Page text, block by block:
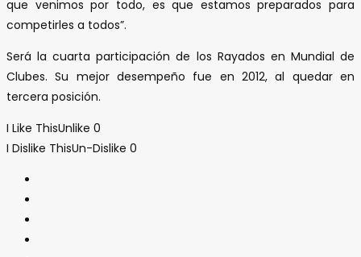
que venimos por todo, es que estamos preparados para
competirles a todos”.
Será la cuarta participación de los Rayados en Mundial de
Clubes. Su mejor desempeño fue en 2012, al quedar en
tercera posición.
I Like ThisUnlike 0
I Dislike ThisUn-Dislike 0